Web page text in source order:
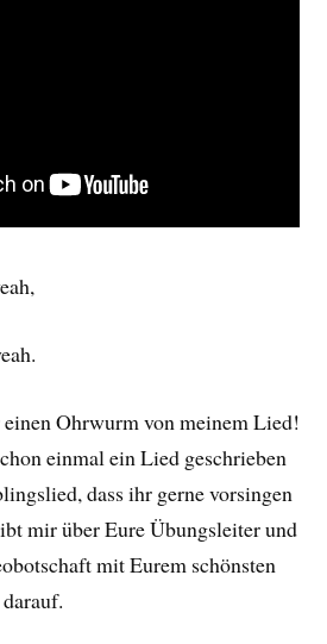
Ohrwurm von meinem Lied!
einmal ein Lied geschrieben
dass ihr gerne vorsingen
mir über Eure Übungsleiter und
mit Eurem schönsten